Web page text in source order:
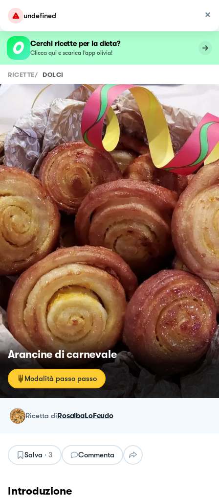
undefined
Cerchi ricette per la dieta?
Clicca qui e scarica l’app olivia!
RICETTE/ DOLCI
Arancine di carnevale
Modalità passo passo
ricetta diRosalbaLoFeudo
Salva · 3 Commenta
Introduzione